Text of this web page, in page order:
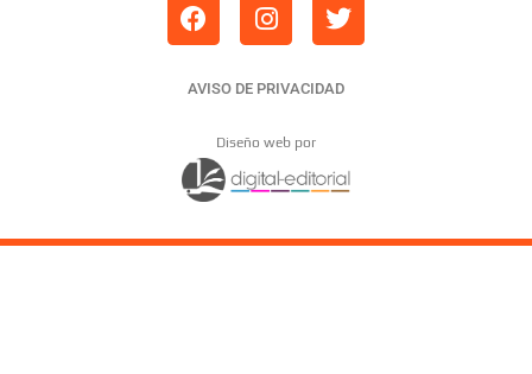
AVISO DE PRIVACIDAD
Diseño web por